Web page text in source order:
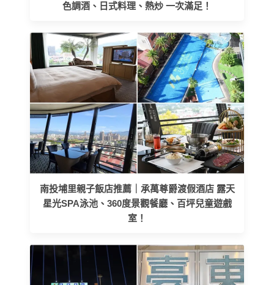
色調酒、日式料理、熱炒 一次滿足！
南投埔里親子飯店推薦｜承萬尊爵渡假酒店 露天
星光SPA泳池、360度景觀餐廳、百坪兒童遊戲
室！